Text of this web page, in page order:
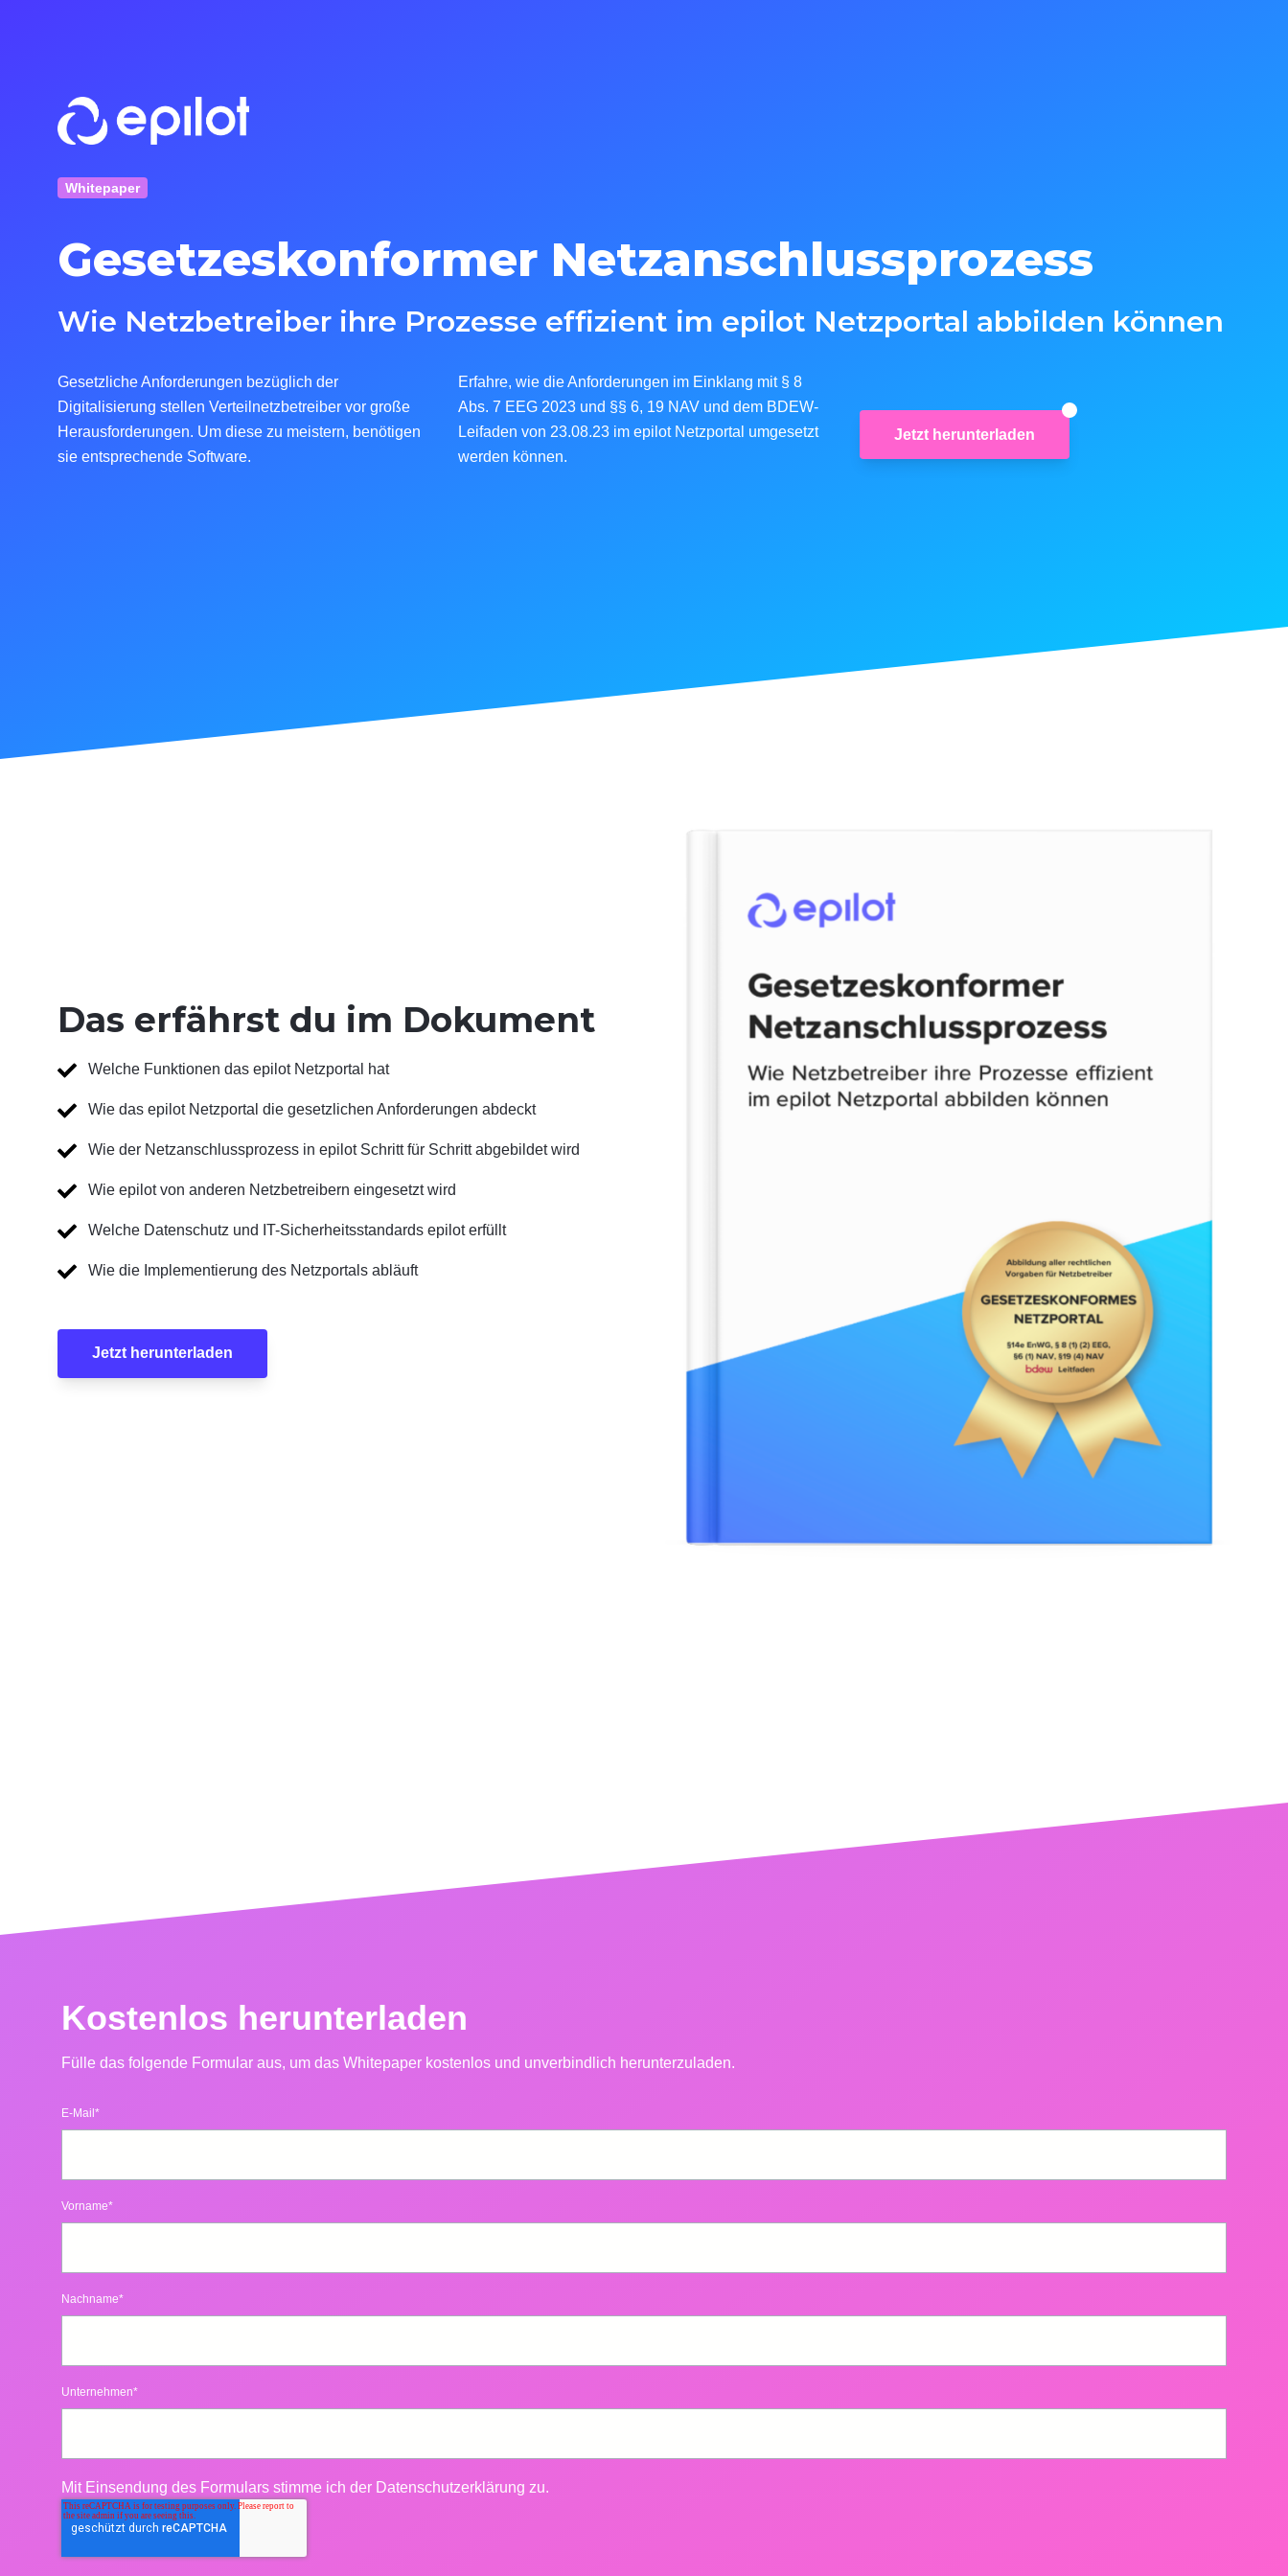
Whitepaper
Gesetzeskonformer Netzanschlussprozess
Wie Netzbetreiber ihre Prozesse effizient im epilot Netzportal abbilden können
Gesetzliche Anforderungen bezüglich der
Digitalisierung stellen Verteilnetzbetreiber vor große
Herausforderungen. Um diese zu meistern, benötigen
sie entsprechende Software.
Erfahre, wie die Anforderungen im Einklang mit § 8
Abs. 7 EEG 2023 und §§ 6, 19 NAV und dem BDEW-
Leifaden von 23.08.23 im epilot Netzportal umgesetzt
werden können.
Jetzt herunterladen
Das erfährst du im Dokument
Welche Funktionen das epilot Netzportal hat
Wie das epilot Netzportal die gesetzlichen Anforderungen abdeckt
Wie der Netzanschlussprozess in epilot Schritt für Schritt abgebildet wird
Wie epilot von anderen Netzbetreibern eingesetzt wird
Welche Datenschutz und IT-Sicherheitsstandards epilot erfüllt
Wie die Implementierung des Netzportals abläuft
Jetzt herunterladen
Kostenlos herunterladen
Fülle das folgende Formular aus, um das Whitepaper kostenlos und unverbindlich herunterzuladen.
E-Mail*
Vorname*
Nachname*
Unternehmen*
Mit Einsendung des Formulars stimme ich der Datenschutzerklärung zu.